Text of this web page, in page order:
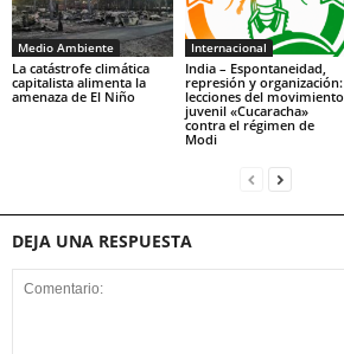
Medio Ambiente
La catástrofe climática
capitalista alimenta la
amenaza de El Niño
Internacional
India – Espontaneidad,
represión y organización:
lecciones del movimiento
juvenil «Cucaracha»
contra el régimen de
Modi
DEJA UNA RESPUESTA